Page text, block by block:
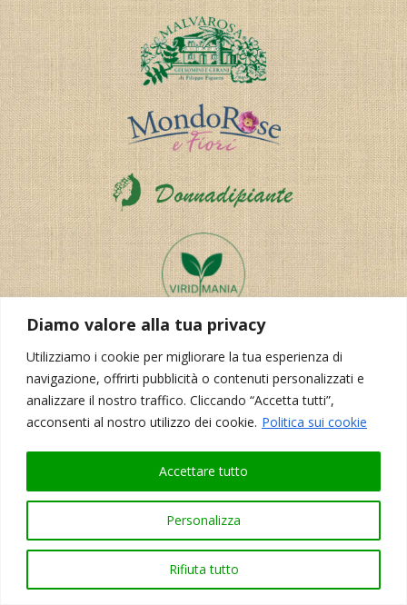
Diamo valore alla tua privacy
Utilizziamo i cookie per migliorare la tua esperienza di
navigazione, offrirti pubblicità o contenuti personalizzati e
analizzare il nostro traffico. Cliccando “Accetta tutti”,
acconsenti al nostro utilizzo dei cookie. Politica sui cookie
Personalizza
Rifiuta tutto
Accettare tutto